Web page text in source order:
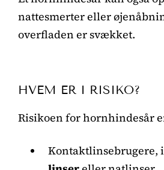
nattesmerter eller
overfladen er svækket.
HVEM ER I RISIKO?
Risikoen for hornhindesår
Kontaktlinsebrugere,